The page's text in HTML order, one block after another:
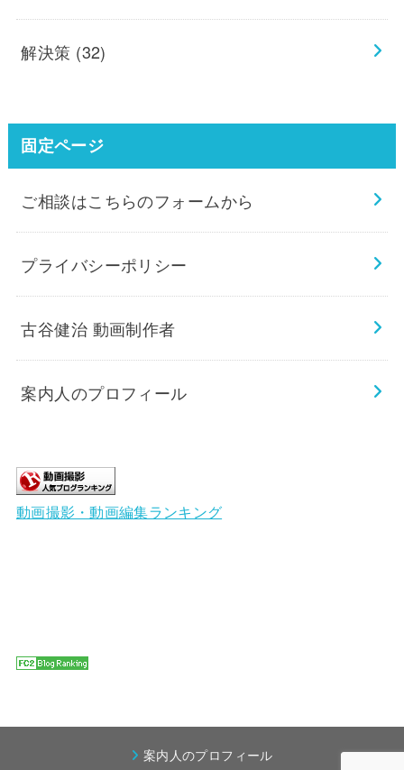
解決策 (32)
固定ページ
ご相談はこちらのフォームから
プライバシーポリシー
古谷健治 動画制作者
案内人のプロフィール
動画撮影・動画編集ランキング
案内人のプロフィール